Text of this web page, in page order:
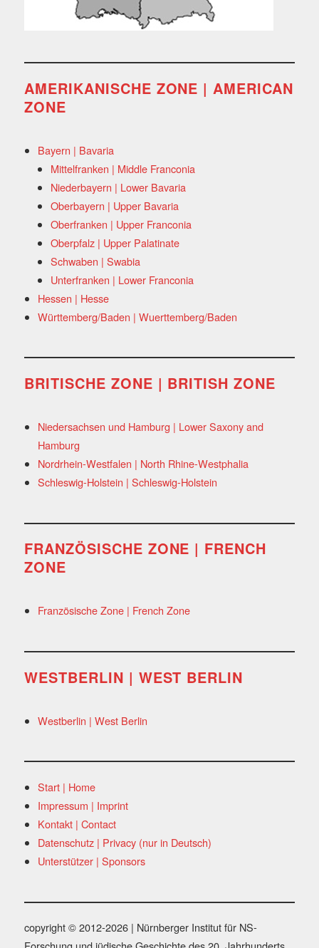
AMERIKANISCHE ZONE | AMERICAN
ZONE
Bayern | Bavaria
Mittelfranken | Middle Franconia
Niederbayern | Lower Bavaria
Oberbayern | Upper Bavaria
Oberfranken | Upper Franconia
Oberpfalz | Upper Palatinate
Schwaben | Swabia
Unterfranken | Lower Franconia
Hessen | Hesse
Württemberg/Baden | Wuerttemberg/Baden
BRITISCHE ZONE | BRITISH ZONE
Niedersachsen und Hamburg | Lower Saxony and
Hamburg
Nordrhein-Westfalen | North Rhine-Westphalia
Schleswig-Holstein | Schleswig-Holstein
FRANZÖSISCHE ZONE | FRENCH
ZONE
Französische Zone | French Zone
WESTBERLIN | WEST BERLIN
Westberlin | West Berlin
Start | Home
Impressum | Imprint
Kontakt | Contact
Datenschutz | Privacy (nur in Deutsch)
Unterstützer | Sponsors
copyright © 2012-2026 | Nürnberger Institut für NS-